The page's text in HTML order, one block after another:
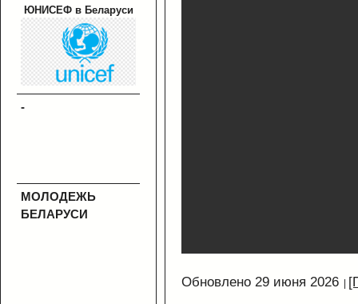
ЮНИСЕФ в Беларуси
-
МОЛОДЕЖЬ
БЕЛАРУСИ
Обновлено 29 июня 2026